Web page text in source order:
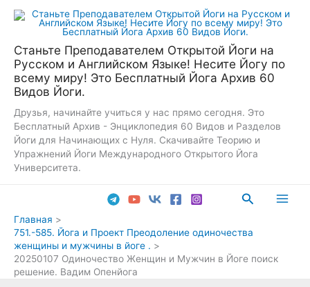
Перейти
Станьте Преподавателем Открытой Йоги на
Русском и Английском Языке! Несите Йогу по
всему миру! Это Бесплатный Йога Архив 60
Видов Йоги.
Друзья, начинайте учиться у нас прямо сегодня. Это
Бесплатный Архив - Энциклопедия 60 Видов и Разделов
Йоги для Начинающих с Нуля. Скачивайте Теорию и
Упражнений Йоги Международного Открытого Йога
Университета.
Поиск
Главная
751.-585. Йога и Проект Преодоление одиночества
женщины и мужчины в йоге .
20250107 Одиночество Женщин и Мужчин в Йоге поиск
решение. Вадим Опенйога